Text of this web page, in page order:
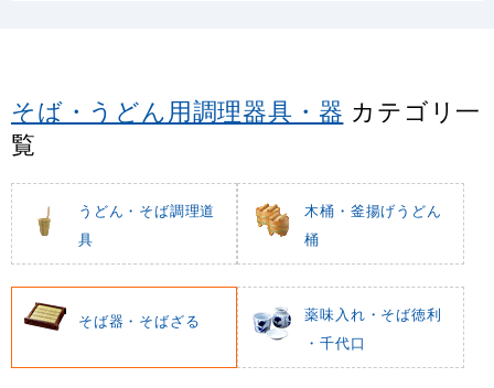
そば・うどん用調理器具・器 カテゴリ一
覧
うどん・そば調理道
具
木桶・釜揚げうどん
桶
そば器・そばざる
薬味入れ・そば徳利
・千代口